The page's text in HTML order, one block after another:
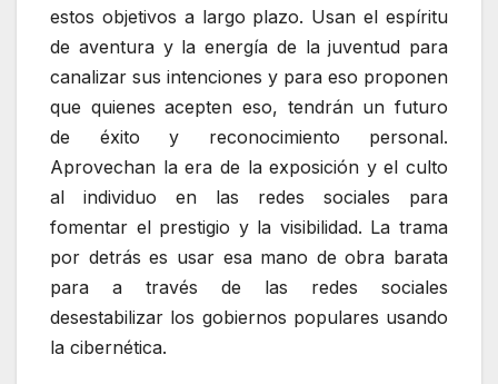
estos objetivos a largo plazo. Usan el espíritu
de aventura y la energía de la juventud para
canalizar sus intenciones y para eso proponen
que quienes acepten eso, tendrán un futuro
de éxito y reconocimiento personal.
Aprovechan la era de la exposición y el culto
al individuo en las redes sociales para
fomentar el prestigio y la visibilidad. La trama
por detrás es usar esa mano de obra barata
para a través de las redes sociales
desestabilizar los gobiernos populares usando
la cibernética.